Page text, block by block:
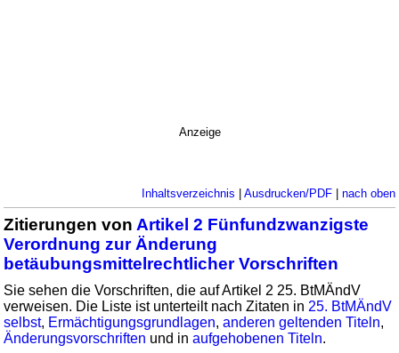
Anzeige
Inhaltsverzeichnis | Ausdrucken/PDF| nach oben
Zitierungen von Artikel 2 Fünfundzwanzigste
Verordnung zur Änderung
betäubungsmittelrechtlicher Vorschriften
Sie sehen die Vorschriften, die auf Artikel 2 25. BtMÄndV
verweisen. Die Liste ist unterteilt nach Zitaten in 25. BtMÄndV
selbst, Ermächtigungsgrundlagen,anderen geltenden Titeln,
Änderungsvorschriften und inaufgehobenen Titeln.